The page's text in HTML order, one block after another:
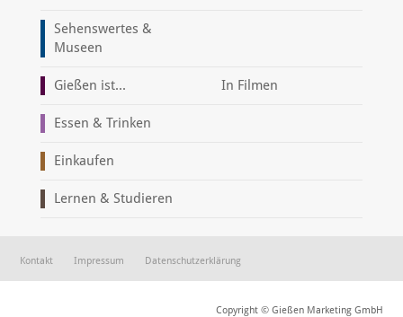
Sehenswertes &
Museen
Gießen ist... In Filmen
Essen & Trinken
Einkaufen
Lernen & Studieren
Kontakt Impressum Datenschutzerklärung
Copyright © Gießen Marketing GmbH